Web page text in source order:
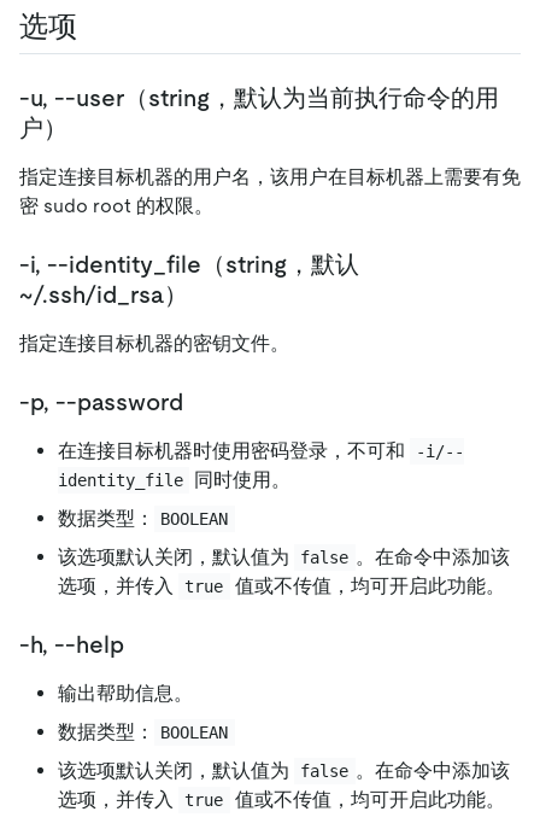
选项
-u, --user（string，默认为当前执行命令的用
户）
指定连接目标机器的用户名，该用户在目标机器上需要有免
密 sudo root 的权限。
-i, --identity_file（string，默认
~/.ssh/id_rsa）
指定连接目标机器的密钥文件。
-p, --password
在连接目标机器时使用密码登录，不可和
-i/--
identity_file
同时使用。
数据类型：
BOOLEAN
该选项默认关闭，默认值为 false 。在命令中添加该
选项，并传入
true 值或不传值，均可开启此功能。
-h, --help
输出帮助信息。
数据类型：
BOOLEAN
该选项默认关闭，默认值为 false 。在命令中添加该
选项，并传入
true 值或不传值，均可开启此功能。